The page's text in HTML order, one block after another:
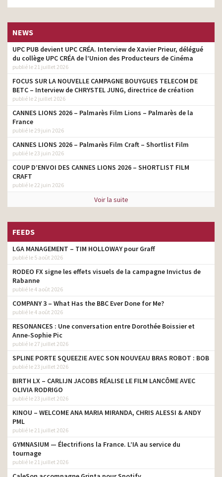
NEWS
UPC PUB devient UPC CRÉA. Interview de Xavier Prieur, délégué
du collège UPC CRÉA de l’Union des Producteurs de Cinéma
publié le 21 juillet 2026
FOCUS SUR LA NOUVELLE CAMPAGNE BOUYGUES TELECOM DE
BETC – Interview de CHRYSTEL JUNG, directrice de création
publié le 2 juillet 2026
CANNES LIONS 2026 – Palmarès Film Lions – Palmarès de la
France
publié le 29 juin 2026
CANNES LIONS 2026 – Palmarès Film Craft – Shortlist Film
publié le 23 juin 2026
COUP D’ENVOI DES CANNES LIONS 2026 – SHORTLIST FILM
CRAFT
publié le 22 juin 2026
Voir la suite
FEEDS
LGA MANAGEMENT – TIM HOLLOWAY pour Graff
publié le 5 août 2026
RODEO FX signe les effets visuels de la campagne Invictus de
Rabanne
publié le 4 août 2026
COMPANY 3 – What Has the BBC Ever Done for Me?
publié le 4 août 2026
RESONANCES : Une conversation entre Dorothée Boissier et
Anne-Sophie Pic
publié le 27 juillet 2026
SPLINE PORTE SQUEEZIE AVEC SON NOUVEAU BRAS ROBOT : BOB
publié le 23 juillet 2026
BIRTH LX – CARLIJN JACOBS RÉALISE LE FILM LANCÔME AVEC
OLIVIA RODRIGO
publié le 23 juillet 2026
KINOU – WELCOME ANA MARIA MIRANDA, CHRIS ALESSI & ANDY
PML
publié le 21 juillet 2026
GYMNASIUM — Électrifions la France. L’IA au service du
tournage
publié le 21 juillet 2026